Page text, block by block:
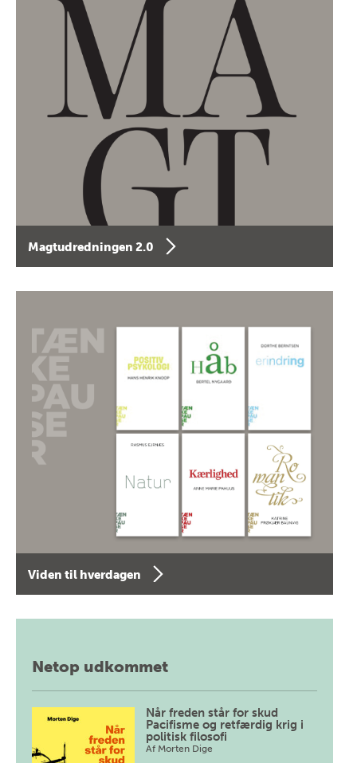
Magtudredningen 2.0
Viden til hverdagen
Netop udkommet
Når freden står for skud
Pacifisme og retfærdig krig i
politisk filosofi
Af Morten Dige